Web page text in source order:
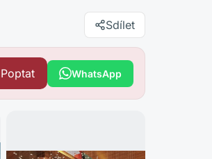
Sdílet
Poptat WhatsApp